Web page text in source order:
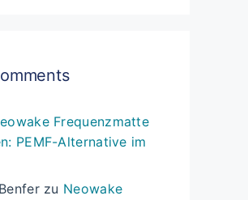
Frequenzmatte
PEMF-Alternative im
zu Neowake